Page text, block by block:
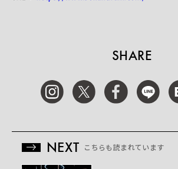
SHARE
NEXT こちらも読まれています